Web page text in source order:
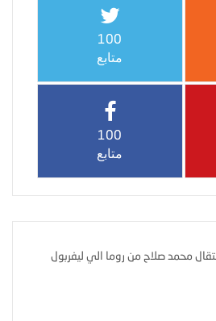
100
متابع
100
متابع
محمد صلاح من روما الي ليفربول